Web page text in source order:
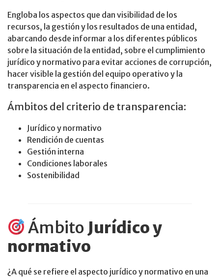
Engloba los aspectos que dan visibilidad de los
recursos, la gestión y los resultados de una entidad,
abarcando desde informar a los diferentes públicos
sobre la situación de la entidad, sobre el cumplimiento
jurídico y normativo para evitar acciones de corrupción,
hacer visible la gestión del equipo operativo y la
transparencia en el aspecto financiero.
Ámbitos del criterio de transparencia:
Jurídico y normativo
Rendición de cuentas
Gestión interna
Condiciones laborales
Sostenibilidad
Ámbito Jurídico y
normativo
¿A qué se refiere el aspecto jurídico y normativo en una